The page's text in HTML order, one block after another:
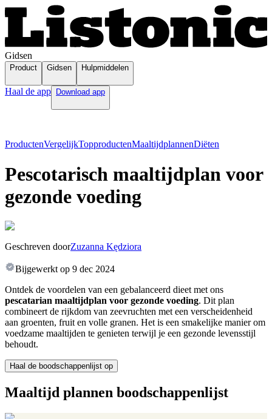
Gidsen
Product Gidsen Hulpmiddelen
Haal de app Download app
ProductenVergelijkTopproductenMaaltijdplannenDiëten
Pescotarisch maaltijdplan voor
gezonde voeding
Geschreven doorZuzanna Kędziora
Bijgewerkt op 9 dec 2024
Ontdek de voordelen van een gebalanceerd dieet met ons
pescatarian maaltijdplan voor gezonde voeding. Dit plan
combineert de rijkdom van zeevruchten met een verscheidenheid
aan groenten, fruit en volle granen. Het is een smakelijke manier om
voedzame maaltijden te genieten terwijl je een gezonde levensstijl
behoudt.
Haal de boodschappenlijst op
Maaltijd plannen boodschappenlijst